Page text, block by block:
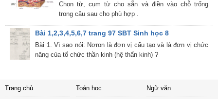
Chọn từ, cụm từ cho sẵn và điền vào chỗ trống
trong câu sau cho phù hợp .
Bài 1,2,3,4,5,6,7 trang 97 SBT Sinh học 8
Bài 1. Vì sao nói: Nơron là đơn vị cấu tạo và là đơn vị chức
năng của tổ chức thần kinh (hệ thẩn kinh) ?
Trang chủ Toán học Ngữ văn